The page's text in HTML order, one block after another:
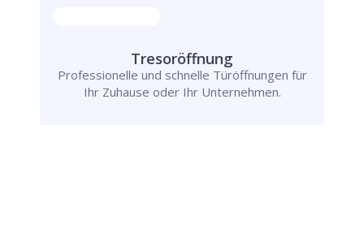
Tresoröffnung
Professionelle und schnelle Türöffnungen für
Ihr Zuhause oder Ihr Unternehmen.